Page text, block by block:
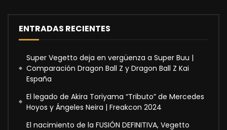
ENTRADAS RECIENTES
Super Vegetto deja en vergüenza a Super Buu |
Comparación Dragon Ball Z y Dragon Ball Z Kai
España
El legado de Akira Toriyama “Tributo” de Mercedes
Hoyos y Ángeles Neira | Freakcon 2024
El nacimiento de la FUSIÓN DEFINITIVA, Vegetto